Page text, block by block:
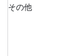
その他